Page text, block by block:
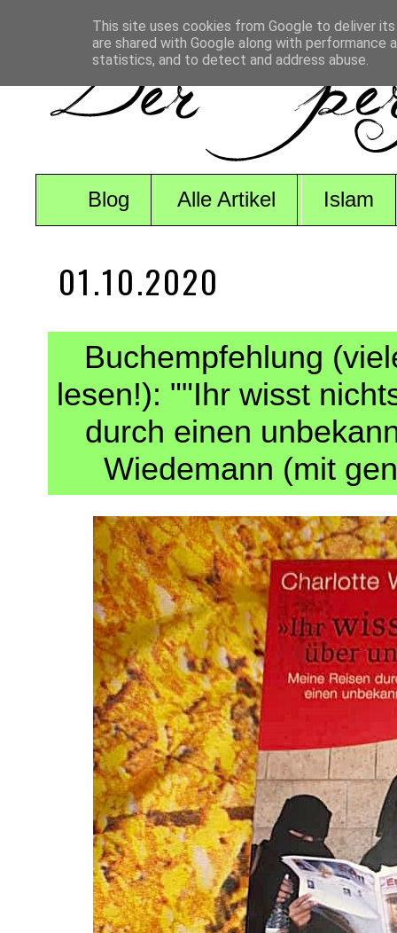
Blog Alle Artikel Islam
01.10.2020
Buchempfehlung
lesen!): ""Ihr wisst
durch einen
Wiedemann (mit
This site uses cookies from Google to deliver
are shared with Google along with
statistics, and to detect and address abuse.